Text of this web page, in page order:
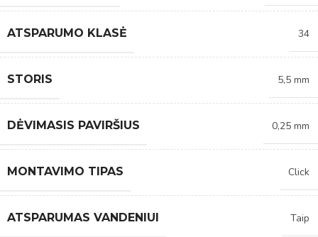
ATSPARUMO KLASĖ 34
STORIS 5,5 mm
DĖVIMASIS PAVIRŠIUS 0,25 mm
MONTAVIMO TIPAS Click
ATSPARUMAS VANDENIUI Taip